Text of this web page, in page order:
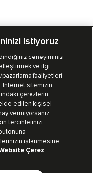
Sipariş Takibi
istiyoruz
deneyiminizi
ve ilgi
pazarlama faaliyetleri
İnternet sitemizin
çerezlerin
elde edilen kişisel
vermiyorsanız
tercihlerinizi
işlenmesine
Çerez